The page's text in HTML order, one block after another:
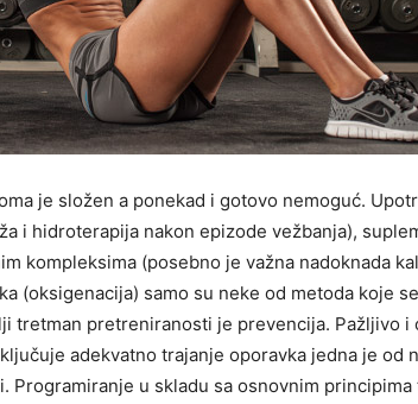
je složen a ponekad i gotovo nemoguć.
i hidroterapija nakon epizode vežbanja),
kompleksima (posebno je važna nadoknada
(oksigenacija) samo su neke od metoda koje
tretman pretreniranosti je prevencija. Pažljivo i
adekvatno trajanje oporavka jedna je od
Programiranje u skladu sa osnovnim